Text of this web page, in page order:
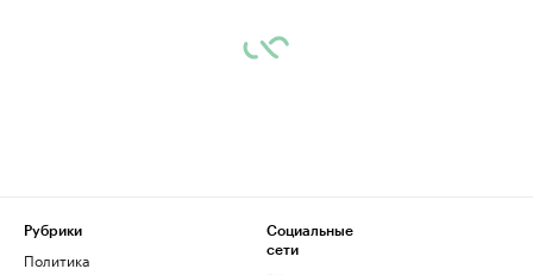
Рубрики
Политика
Социальные
сети